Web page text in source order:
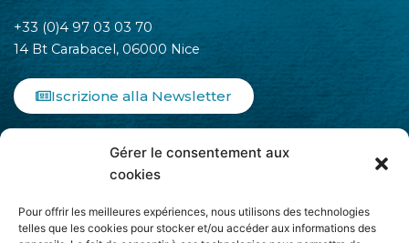
Gérer le consentement aux
cookies
Pour offrir les meilleures expériences, nous utilisons des technologies
telles que les cookies pour stocker et/ou accéder aux informations des
+33 (0)4 97 03 03 70
14 Bt Carabacel, 06000 Nice
Iscrizione alla Newsletter
b
o
a
g
i
n
e
d